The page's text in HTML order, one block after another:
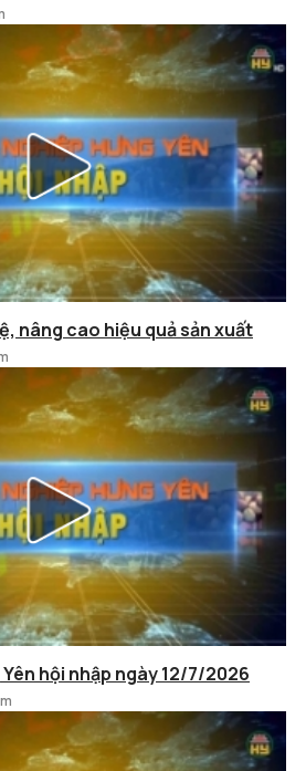
nâng cao hiệu quả sản xuất
hội nhập ngày 12/7/2026